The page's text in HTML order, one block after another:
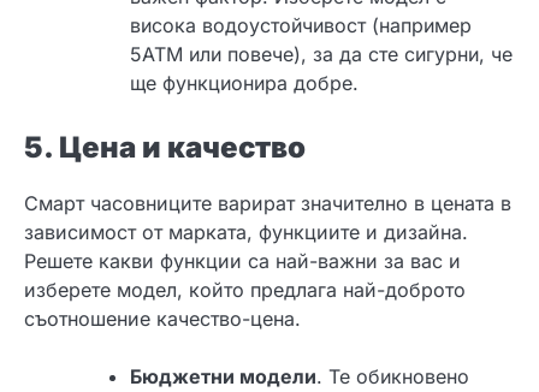
висока водоустойчивост (например
5ATM или повече), за да сте сигурни, че
ще функционира добре.
5. Цена и качество
Смарт часовниците варират значително в цената в
зависимост от марката, функциите и дизайна.
Решете какви функции са най-важни за вас и
изберете модел, който предлага най-доброто
съотношение качество-цена.
Бюджетни модели. Те обикновено